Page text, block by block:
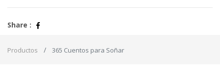
Share :
Productos 365 Cuentos para Soñar